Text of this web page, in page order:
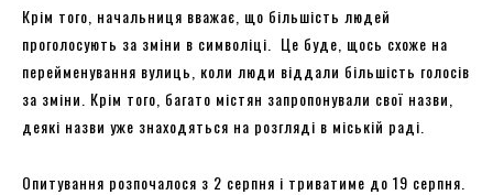
Крім того, начальниця вважає, що більшість людей
проголосують за зміни в символіці. Це буде, щось схоже на
перейменування вулиць, коли люди віддали більшість голосів
за зміни. Крім того, багато містян запропонували свої назви,
деякі назви уже знаходяться на розгляді в міській раді.
Опитування розпочалося з 2 серпня і триватиме до 19 серпня.